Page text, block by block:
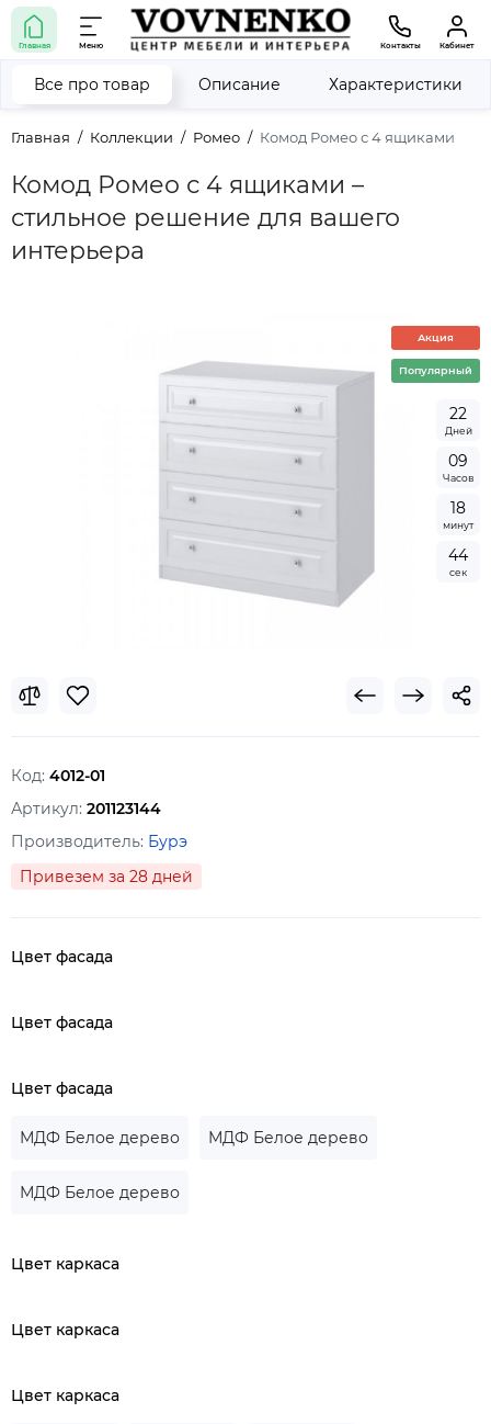
Главная Меню Контакты Кабинет
Главная Коллекции Ромео Комод Ромео с 4 ящиками
Комод Ромео с 4 ящиками –
стильное решение для вашего
интерьера
Все про товар Описание Характеристики
Акция
Популярный
22
Дней
09
Часов
18
минут
43
сек
Код: 4012-01
Артикул: 201123144
Производитель: Бурэ
Привезем за 28 дней
Цвет фасада
Цвет фасада
Цвет фасада
МДФ Белое дерево МДФ Белое дерево
МДФ Белое дерево
Цвет каркаса
Цвет каркаса
Цвет каркаса